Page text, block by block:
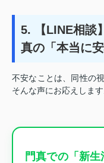
5. 【LINE相談
真の「本当に
不安なことは、同性の
そんな声にお応えします
門真での「新